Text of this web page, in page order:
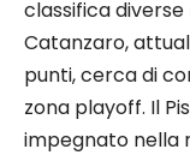
classifica
Catanzaro,
punti, cerca di
zona playoff. Il
impegnato nella